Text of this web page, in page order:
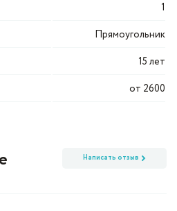
1
Прямоугольник
15 лет
от 2600
Написать отзыв